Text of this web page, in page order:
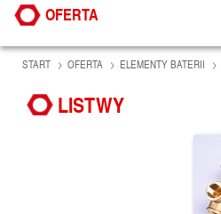
OFERTA
START OFERTA ELEMENTY BATERII
LISTWY